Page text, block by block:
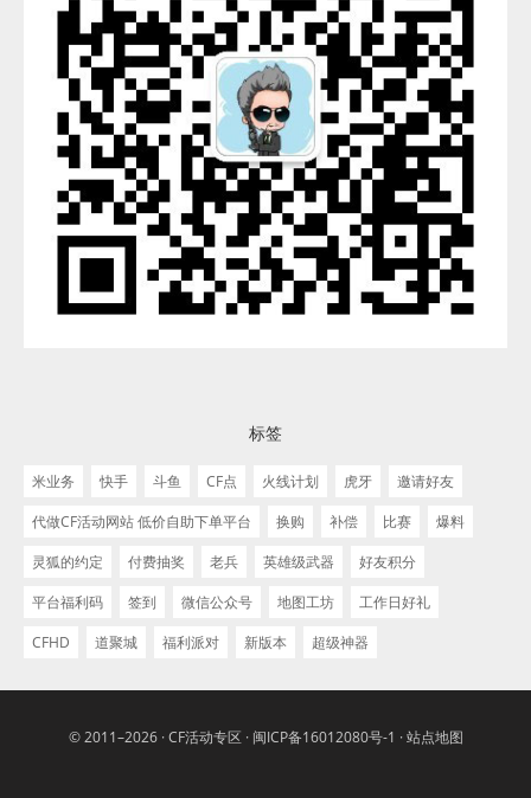
标签
米业务 快手 斗鱼 CF点 火线计划 虎牙
邀请好友
代做CF活动网站 低价自助下单平台
换购 补偿 比赛
爆料
灵狐的约定
付费抽奖 老兵 英雄级武器
好友积分
平台福利码
签到 微信公众号 地图工坊
工作日好礼
CFHD
道聚城 福利派对 新版本 超级神器
© 2011–2026 ·CF活动专区 · 闽ICP备16012080号-1 ·站点地图